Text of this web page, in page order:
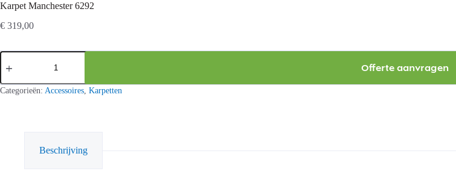
Karpet Manchester 6292
€ 319,00
Karpet
Manchester
aantal
Offerte aanvragen
Categorieën: Accessoires, Karpetten
Beschrijving